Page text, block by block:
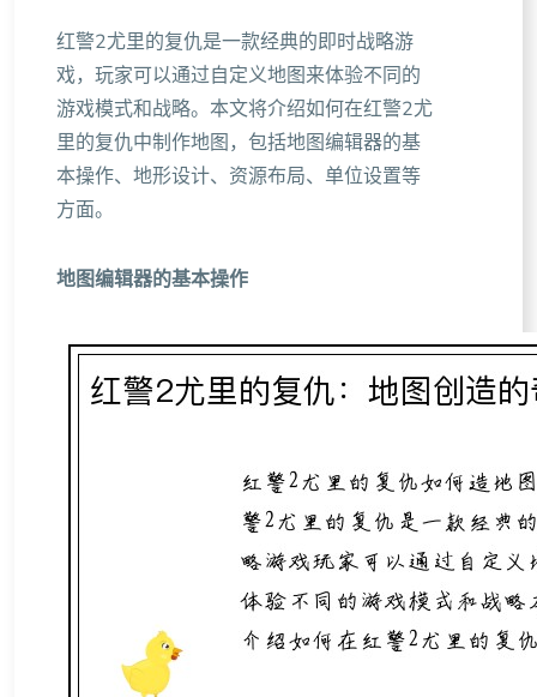
红警2尤里的复仇是一款经典的即时战略游
戏，玩家可以通过自定义地图来体验不同的
游戏模式和战略。本文将介绍如何在红警2尤
里的复仇中制作地图，包括地图编辑器的基
本操作、地形设计、资源布局、单位设置等
方面。
地图编辑器的基本操作